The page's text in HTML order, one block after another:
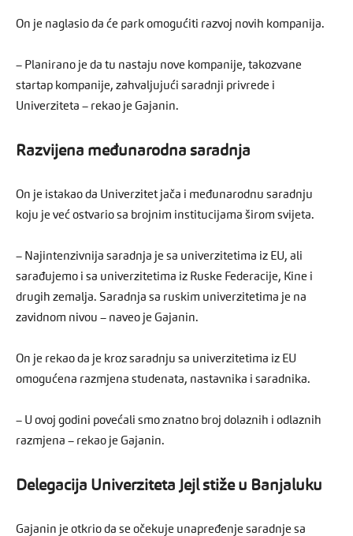
On je naglasio da će park omogućiti razvoj novih kompanija.
– Planirano je da tu nastaju nove kompanije, takozvane
startap kompanije, zahvaljujući saradnji privrede i
Univerziteta – rekao je Gajanin.
Razvijena međunarodna saradnja
On je istakao da Univerzitet jača i međunarodnu saradnju
koju je već ostvario sa brojnim institucijama širom svijeta.
– Najintenzivnija saradnja je sa univerzitetima iz EU, ali
sarađujemo i sa univerzitetima iz Ruske Federacije, Kine i
drugih zemalja. Saradnja sa ruskim univerzitetima je na
zavidnom nivou – naveo je Gajanin.
On je rekao da je kroz saradnju sa univerzitetima iz EU
omogućena razmjena studenata, nastavnika i saradnika.
– U ovoj godini povećali smo znatno broj dolaznih i odlaznih
razmjena – rekao je Gajanin.
Delegacija Univerziteta Jejl stiže u Banjaluku
Gajanin je otkrio da se očekuje unapređenje saradnje sa